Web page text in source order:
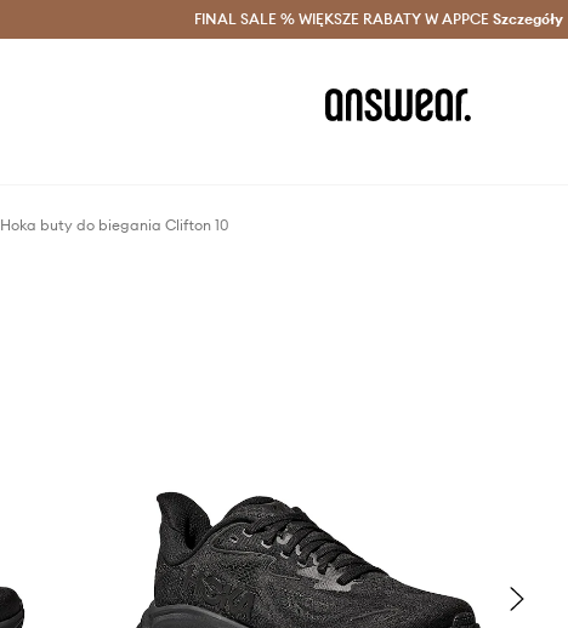
Oszczędzaj z Answear Club > Dostawa nawet w 24h >
FINAL SALE % WIĘKSZE RABATY W APPCE Szczegóły
Hoka buty do biegania Clifton 10